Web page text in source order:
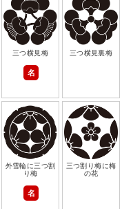
三つ横見梅
名
三つ横見裏梅
外雪輪に三つ割
り梅
名
三つ割り梅に梅
の花